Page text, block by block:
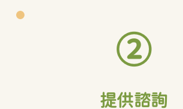
②
提供諮詢